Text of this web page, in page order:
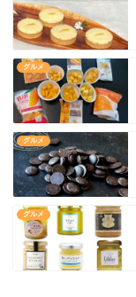
グルメ
グルメ
グルメ